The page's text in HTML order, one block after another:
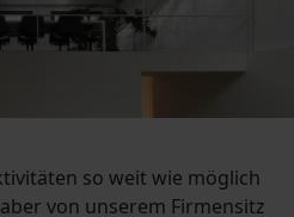
so weit wie möglich
von unserem Firmensitz